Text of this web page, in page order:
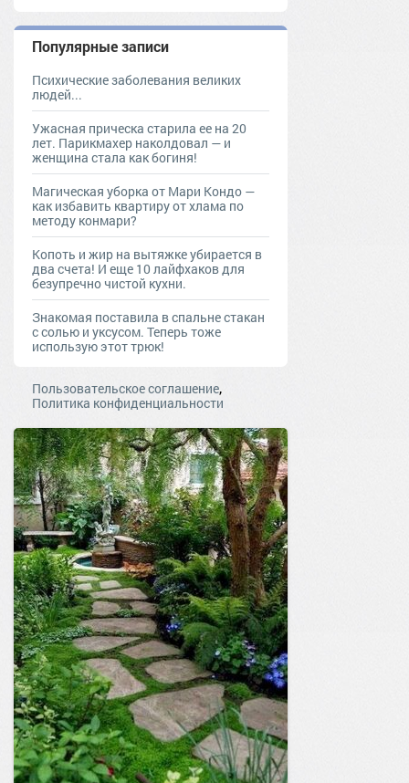
Популярные записи
Психические заболевания великих
людей...
Ужасная прическа старила ее на 20
лет. Парикмахер наколдовал — и
женщина стала как богиня!
Магическая уборка от Мари Кондо —
как избавить квартиру от хлама по
методу конмари?
Копоть и жир на вытяжке убирается в
два счета! И еще 10 лайфхаков для
безупречно чистой кухни.
Знакомая поставила в спальне стакан
с солью и уксусом. Теперь тоже
использую этот трюк!
Пользовательское соглашение,
Политика конфиденциальности